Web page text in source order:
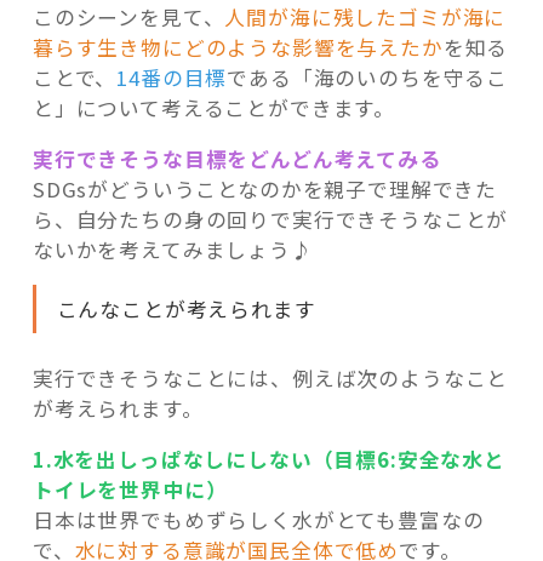
このシーンを見て、
人間が海に残したゴミが海に
暮らす生き物にどのような影響を与えたかを知る
ことで、 14番の目標である「海のいのちを守るこ
と」について考えることができます。
実行できそうな目標をどんどん考えてみる
SDGsがどういうことなのかを親子で理解できた
ら、自分たちの身の回りで実行できそうなことが
ないかを考えてみましょう♪
こんなことが考えられます
実行できそうなことには、例えば次のようなこと
が考えられます。
1.水を出しっぱなしにしない（目標6:安全な水と
トイレを世界中に）
日本は世界でもめずらしく水がとても豊富なの
で、 水に対する意識が国民全体で低めです。